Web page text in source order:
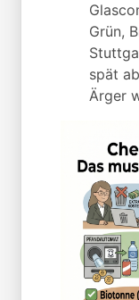
Grün,
spät
Ärger